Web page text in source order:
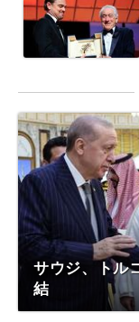
サウジ、トル
結